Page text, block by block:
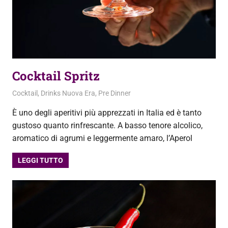
Cocktail Spritz
2 Ottobre 2020
admin
Cocktail, Drinks Nuova Era, Pre Dinner
È uno degli aperitivi più apprezzati in Italia ed è tanto
gustoso quanto rinfrescante. A basso tenore alcolico,
aromatico di agrumi e leggermente amaro, l’Aperol
LEGGI TUTTO